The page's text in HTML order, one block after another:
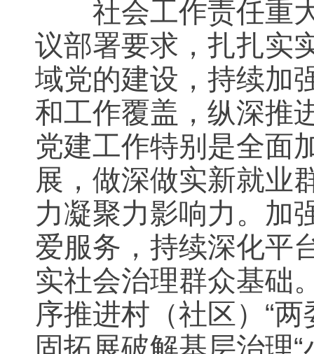
社会工作责任重大
议部署要求，扎扎实
域党的建设，持续加
和工作覆盖，纵深推
党建工作特别是全面
展，做深做实新就业
力凝聚力影响力。加
爱服务，持续深化平
实社会治理群众基础
序推进村（社区）“